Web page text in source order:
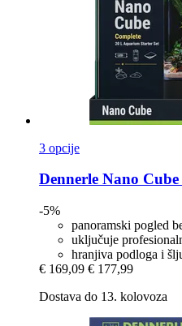
3 opcije
Dennerle Nano
-5%
panoramski pogled
uključuje
hranjiva podloga i
€ 169,09 € 177,99
Dostava do 13. kolovoza